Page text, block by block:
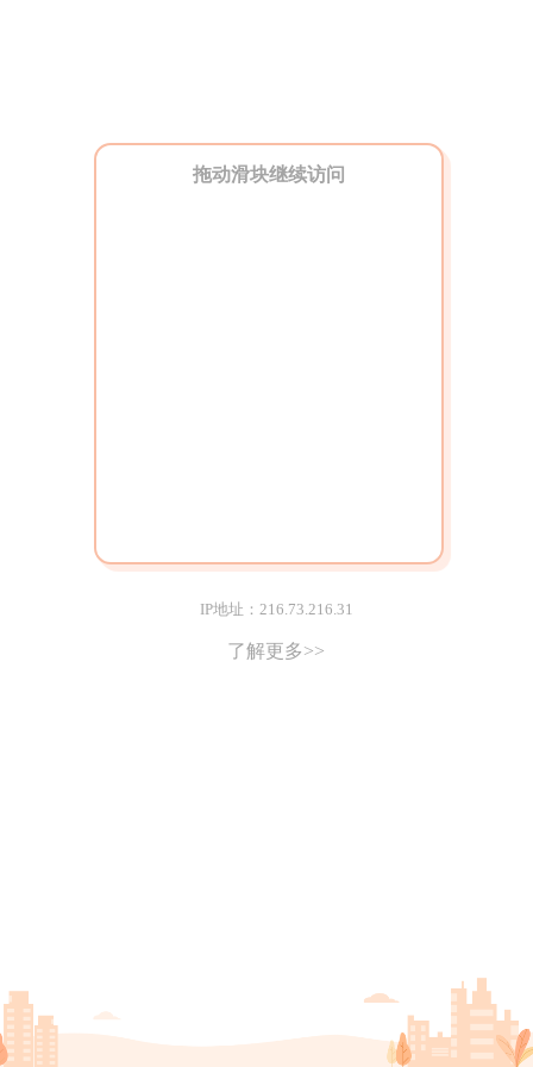
拖动滑块继续访问
IP地址：216.73.216.31
了解更多>>